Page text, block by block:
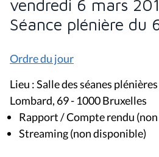
vendredi 6 mars
Séance plénière du
Ordre du jour
Lieu : Salle des séanes
Lombard, 69 - 1000 Bruxelles
Rapport / Compte rendu
Streaming (non disponible)